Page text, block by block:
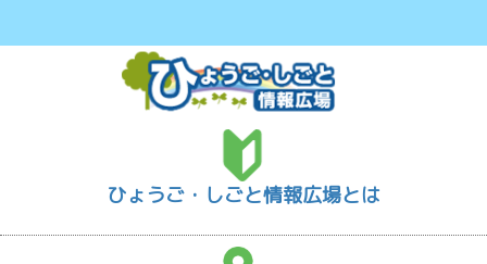
ひょうご・しごと情報広場とは